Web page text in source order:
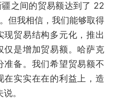
之间的贸易额达到了 22
但我相信，我们能够取得
现贸易结构多元化，推出
仅是增加贸易额。哈萨克
准备。我们希望贸易额不
在实实在在的利益上，造
。